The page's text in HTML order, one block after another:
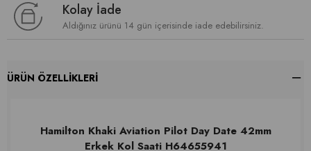
Kolay İade
Aldığınız ürünü 14 gün içerisinde iade edebilirsiniz.
ÜRÜN ÖZELLIKLERI
Hamilton Khaki Aviation Pilot Day Date 42mm
Erkek Kol Saati H64655941